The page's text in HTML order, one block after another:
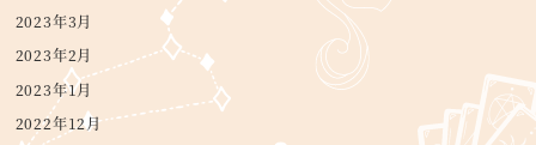
2023年3月
2023年2月
2023年1月
2022年12月